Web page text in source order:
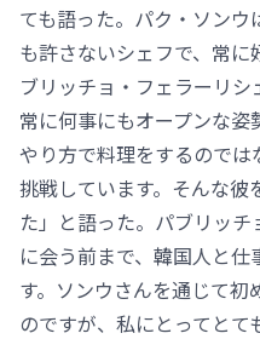
ても語った。パク・ソン
も許さないシェフで、常
ブリッチョ・フェラーリシ
常に何事にもオープンな姿
やり方で料理をするので
挑戦しています。そんな彼
た」と語った。パブリッ
に会う前まで、韓国人と
す。ソンウさんを通じて初
のですが、私にとってと